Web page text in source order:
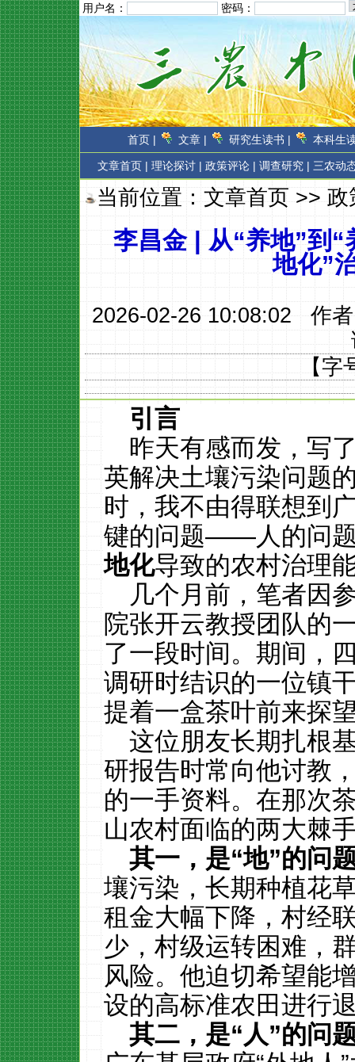
用户名： 密码：
首页 | 文章 | 研究生读书 | 本科生
文章首页 | 理论探讨 | 政策评论 | 调查研究 | 三农动
当前位置：文章首页>>政
李昌金 | 从“养地”到
地化”
2026-02-26 10:08:02 作
【字
引言
昨天有感而发，写
英解决土壤污染问题
时，我不由得联想到
键的问题——人的问
地化导致的农村治理
几个月前，笔者因
院张开云教授团队的
了一段时间。期间，
调研时结识的一位镇
提着一盒茶叶前来探
这位朋友长期扎根
研报告时常向他讨教
的一手资料。在那次
山农村面临的两大棘
其一，是“地”的问
壤污染，长期种植花
租金大幅下降，村经
少，村级运转困难，
风险。他迫切希望能
设的高标准农田进行
其二，是“人”的问